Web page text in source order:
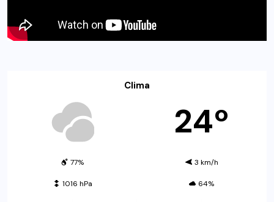
Clima
24º
77% 3 km/h
1016 hPa 64%